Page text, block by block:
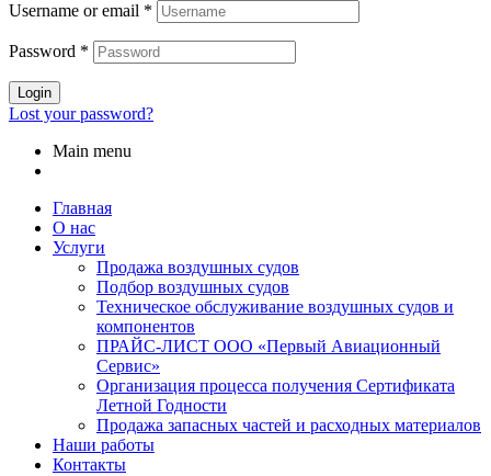
Username or email *
Password *
Login
Lost your password?
Main menu
Главная
О нас
Услуги
Продажа воздушных судов
Подбор воздушных судов
Техническое обслуживание воздушных судов и
компонентов
ПРАЙС-ЛИСТ ООО «Первый Авиационный
Сервис»
Организация процесса получения Сертификата
Летной Годности
Продажа запасных частей и расходных материалов
Наши работы
Контакты